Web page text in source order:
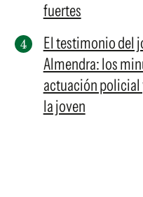
fuertes
El testimonio del
Almendra: los
actuación policial
la joven